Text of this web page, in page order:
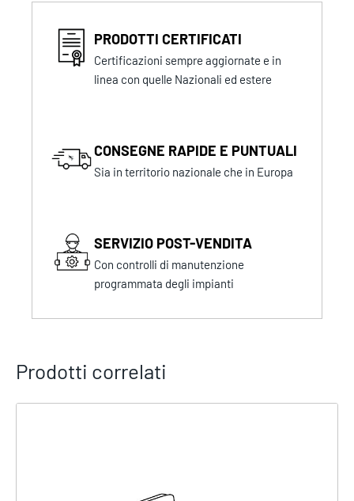
PRODOTTI CERTIFICATI
Certificazioni sempre aggiornate e in
linea con quelle Nazionali ed estere
CONSEGNE RAPIDE E PUNTUALI
Sia in territorio nazionale che in Europa
SERVIZIO POST-VENDITA
Con controlli di manutenzione
programmata degli impianti
Prodotti correlati